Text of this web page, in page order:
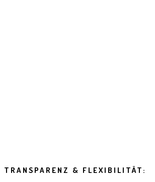
TRANSPARENZ & FLEXIBILITÄT: